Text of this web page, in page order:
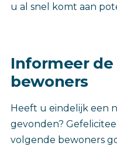
u al snel komt aan
Informeer
bewoners
Heeft u eindelijk een
gevonden?
volgende bewoners